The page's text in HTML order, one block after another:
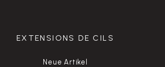
EXTENSIONS DE CILS
Neue Artikel